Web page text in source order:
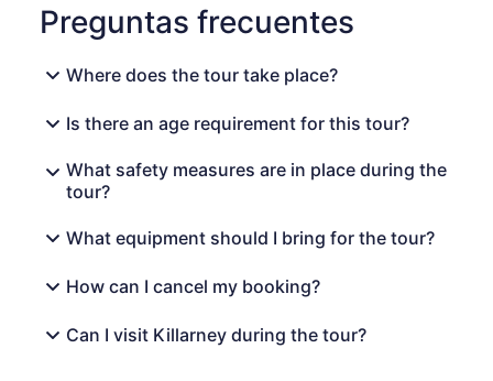
Preguntas frecuentes
Where does the tour take place?
Is there an age requirement for this tour?
What safety measures are in place during the
tour?
What equipment should I bring for the tour?
How can I cancel my booking?
Can I visit Killarney during the tour?